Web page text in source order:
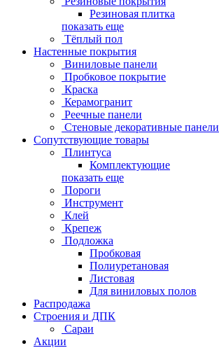
Резиновая плитка
показать еще
Тёплый пол
Настенные покрытия
Виниловые панели
Пробковое покрытие
Краска
Керамогранит
Реечные панели
Стеновые декоративные панели
Сопутствующие товары
Плинтуса
Комплектующие
показать еще
Пороги
Инструмент
Клей
Крепеж
Подложка
Пробковая
Полиуретановая
Листовая
Для виниловых полов
Распродажа
Строения и ДПК
Сараи
Акции